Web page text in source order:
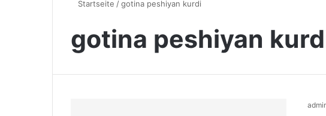
Startseite /gotina peshiyan kurdi
gotina peshiyan